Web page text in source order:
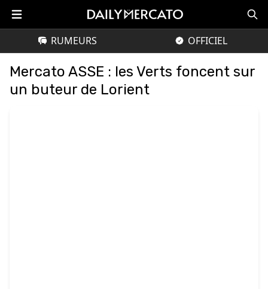
RUMEURS OFFICIEL
Mercato ASSE : les Verts foncent sur
un buteur de Lorient